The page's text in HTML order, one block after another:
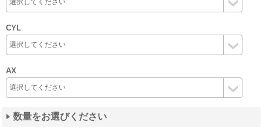
CYL
AX
数量をお選びください